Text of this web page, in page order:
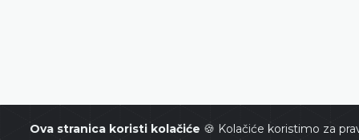
Ova stranica koristi kolačiće 🍪 Kolačiće koristimo za